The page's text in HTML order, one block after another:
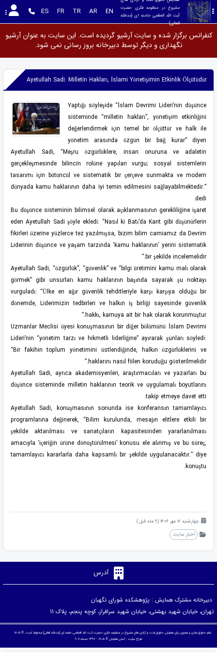
العالی)
EN
AR
TR
FR
ES
کنفرانس برگزار شده و سایت آرشیو گردیده است. این سایت به عنوان آرشیو
نگهداری و دیگر توسط دبیرخانه بروز رسانی نمی شود.
Ayetullah Sadi: Milletin Hakları, İslami Yönetişimin Etkinlik Ölçütüdür
Yaptığı söyleşide “İslam Devrimi Lideri’nin düşünce
sisteminde “milletin hakları”, yönetişim etkinliğini
değerlendirmek için temel bir ölçüttür ve halk ile
yönetim arasında özgün bir bağ kurar” diyen
Ayetullah Sadi, “Meşru özgürlüklere, insan onuruna ve adaletin
gerçekleşmesinde bilincin rolüne yapılan vurgu; sosyal sistemlerin
tasarımı için bütüncül ve sistematik bir çerçeve sunmakta ve modern
dünyada kamu haklarının daha iyi temin edilmesini sağlayabilmektedir.”
dedi.
Bu düşünce sisteminin bilimsel olarak açıklanmasının gerekliliğine işaret
eden Ayetullah Sadi şöyle ekledi: “Nasıl ki Batı’da Kant gibi düşünürlerin
fikirleri üzerine yüzlerce tez yazılmışsa, bizim bilim camiamız da Devrim
Liderinin düşünce ve yaşam tarzında ‘kamu haklarının’ yerini sistematik
bir şekilde incelemelidir.”
Ayetullah Sadi, “özgürlük”, “güvenlik” ve “bilgi üretimini kamu malı olarak
görmek” gibi unsurları kamu haklarının başında sayarak şu noktayı
vurguladı: “Ülke en ağır güvenlik tehditleriyle karşı karşıya olduğu bir
dönemde, Liderimizin tedbirleri ve halkın iş birliği sayesinde güvenlik
hakkı, kamuya ait bir hak olarak korunmuştur.”
Uzmanlar Meclisi üyesi konuşmasının bir diğer bölümünü İslam Devrimi
Lideri’nin “yönetim tarzı ve hikmetli liderliğine” ayırarak şunları söyledi:
“Bir fakihin toplum yönetimini üstlendiğinde, halkın özgürlüklerini ve
haklarını nasıl fiilen koruduğu gösterilmelidir.”
Ayetullah Sadi, ayrıca akademisyenleri, araştırmacıları ve yazarları bu
düşünce sisteminde milletin haklarının teorik ve uygulamalı boyutlarını
takip etmeye davet etti.
Ayetullah Sadi, konuşmasının sonunda ise konferansın tamamlayıcı
programlarına değinerek, “Bilim kurulunda, mesajın elitlere etkili bir
şekilde aktarılması ve sanatçıların kapasitesinden yararlanılması
amacıyla ‘içeriğin ürüne dönüştürülmesi’ konusu ele alınmış ve bu süreç,
tamamlayıcı kararlarla daha kapsamlı bir şekilde uygulanacaktır.” diye
konuştu.
چهارشنبه 16 مهر 1404 (9 ماه قبل )
اخبار سایت
آدرس
دبیرخانه مشترک همایش : پژوهشکده شورای نگهبان
تهران، خیابان شهید بهشتی، خیابان شهید سرافراز، کوچه پنجم، پلاک 11
تمام حقوق مادی و معنوی برای همایش حقوق ملت و آزادی های مشروع در منظومه فکری حضرت آیت الله العظمی خامنه ای (مدظله العالی) محفوظ است. © ۱۴۰۵
طراح سایت :آسان همایش © ۱۴۰۵ - 1392 نسخه 9.11